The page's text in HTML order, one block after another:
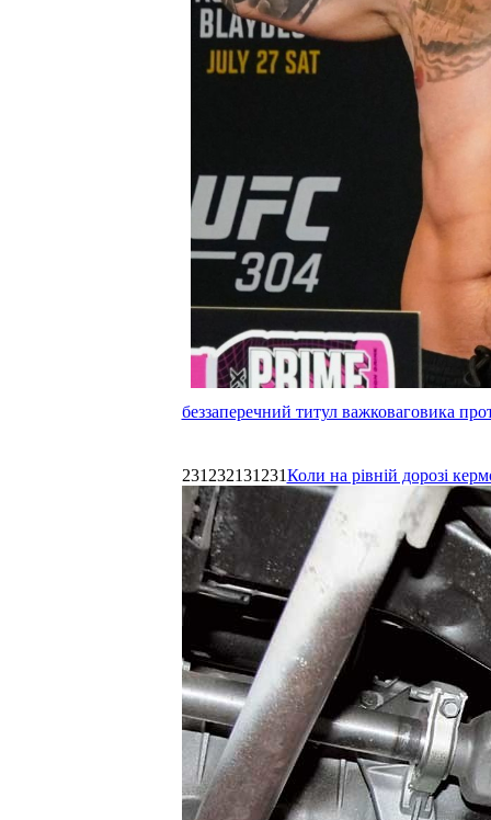
беззаперечний титул важковаговика
231232131231Коли на рівній дорозі